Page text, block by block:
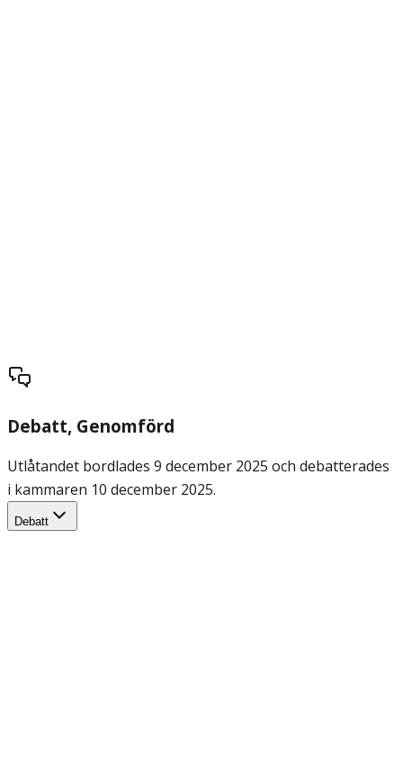
Debatt, Genomförd
Utlåtandet bordlades 9 december 2025 och debatterades
i kammaren 10 december 2025.
Debatt